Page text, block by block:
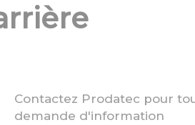
Contactez Prodatec pour
demande d'information